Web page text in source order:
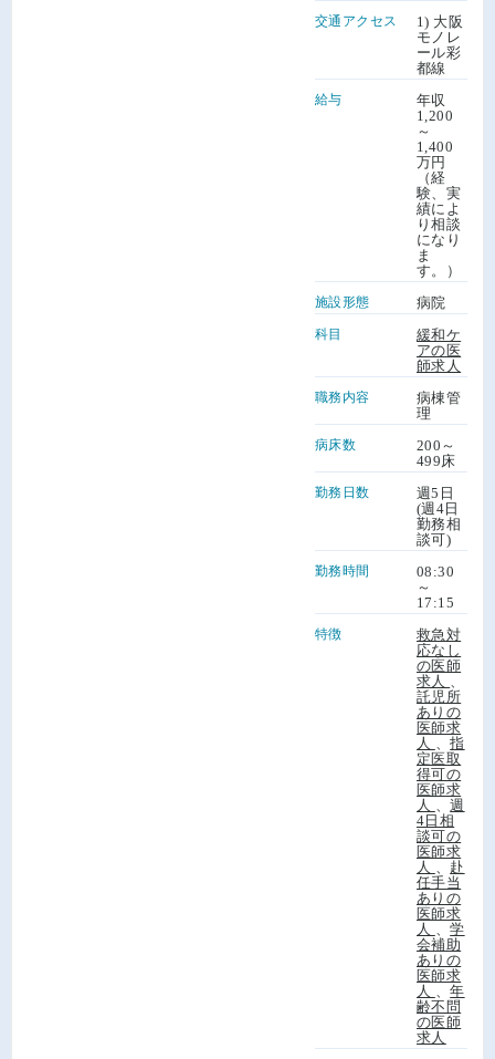
交通アクセス
1) 大阪
モノレ
ール彩
都線
給与
年収
1,200
～
1,400
万円
（経
験、実
績によ
り相談
になり
ま
す。）
施設形態 病院
科目
緩和ケ
アの医
師求人
職務内容
病棟管
理
病床数
200～
499床
勤務日数
週5日
(週4日
勤務相
談可)
勤務時間
08:30
～
17:15
特徴
救急対
応なし
の医師
求人
託児所
ありの
医師求
人
、指
定医取
得可の
医師求
人
、週
4日相
談可の
医師求
人
赴
任手当
ありの
医師求
人
、学
会補助
ありの
医師求
人
、年
齢不問
の医師
求人